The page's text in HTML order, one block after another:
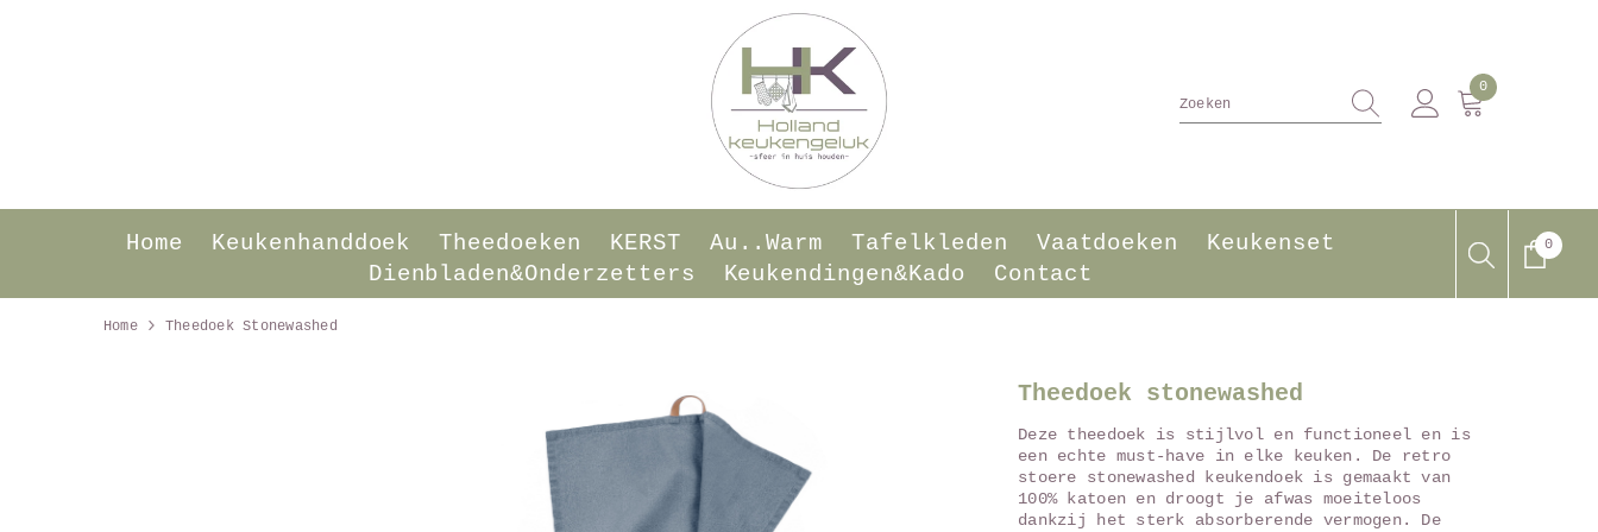
0
0
Home Keukenhanddoek Theedoeken KERST Au..warm Tafelkleden Vaatdoeken
Keukenset
Dienbladen&onderzetters
Keukendingen&Kado Contact
00
Home Theedoek Stonewashed
Theedoek stonewashed
Deze theedoek is stijlvol en functioneel en is
een echte must-have in elke keuken. De retro
stoere stonewashed keukendoek is gemaakt van
100% katoen en droogt je afwas moeiteloos
dankzij het sterk absorberende vermogen. De